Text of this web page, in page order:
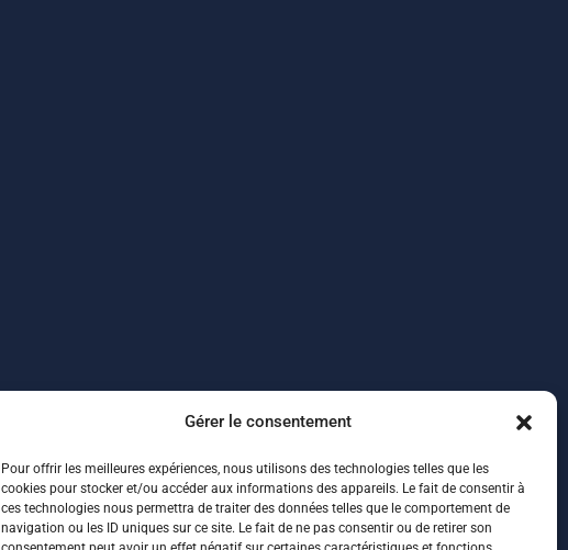
Gérer le consentement
Pour offrir les meilleures expériences, nous utilisons des technologies telles que les
cookies pour stocker et/ou accéder aux informations des appareils. Le fait de consentir à
ces technologies nous permettra de traiter des données telles que le comportement de
navigation ou les ID uniques sur ce site. Le fait de ne pas consentir ou de retirer son